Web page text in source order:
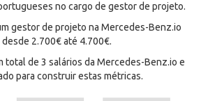
no cargo de gestor de projeto.
gestor de projeto na Mercedes-Benz.io
2.700€ até 4.700€.
total de 3 salários da Mercedes-Benz.io e
para construir estas métricas.